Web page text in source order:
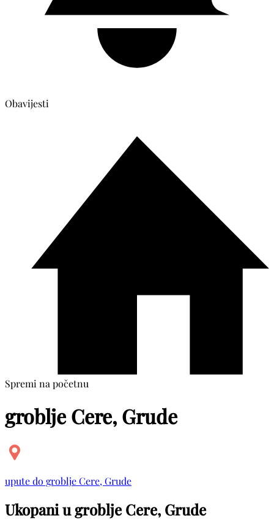
Obavijesti
Spremi na početnu
groblje Cere, Grude
upute do groblje Cere, Grude
Ukopani u groblje Cere, Grude